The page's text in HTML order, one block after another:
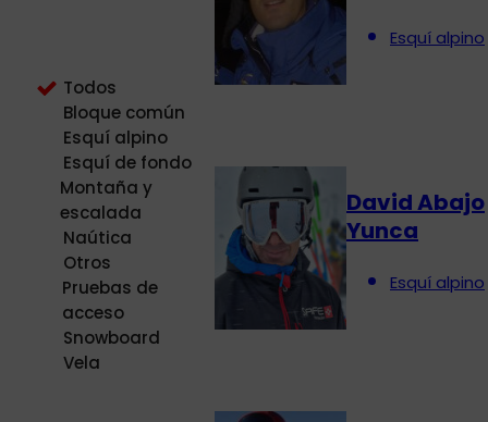
Todos
Bloque común
Esquí alpino
Esquí de fondo
Montaña y
escalada
Naútica
Otros
Pruebas de
acceso
Snowboard
Vela
Esquí alpino
David Abajo
Yunca
Esquí alpino